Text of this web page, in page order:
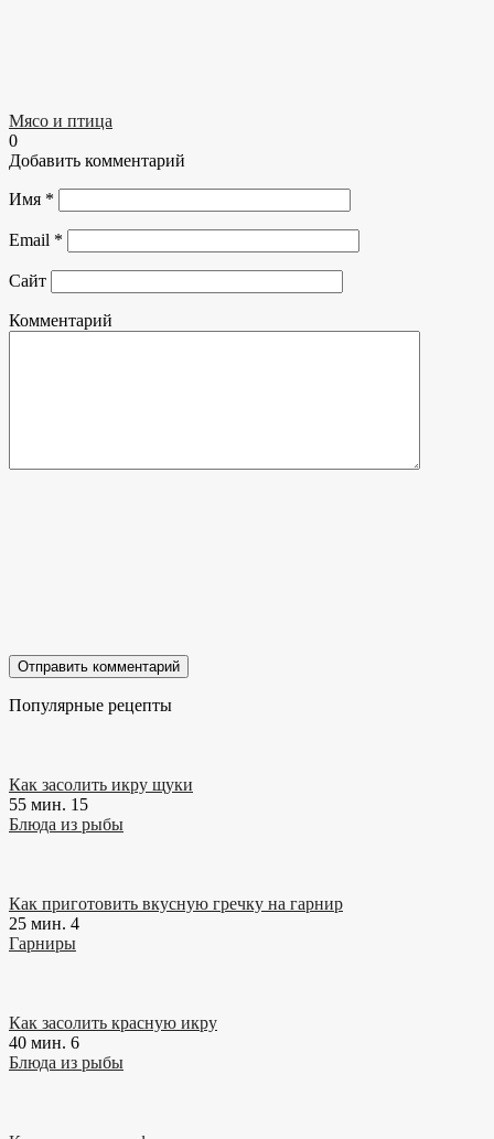
Мясо и птица
0
Добавить комментарий
Имя *
Email *
Сайт
Комментарий
Популярные рецепты
Как засолить икру щуки
55 мин. 15
Блюда из рыбы
Как приготовить вкусную гречку на гарнир
25 мин. 4
Гарниры
Как засолить красную икру
40 мин. 6
Блюда из рыбы